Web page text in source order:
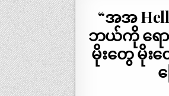
“အအ
ဘယ်ကို ရော
မိုးတွေ မိုး